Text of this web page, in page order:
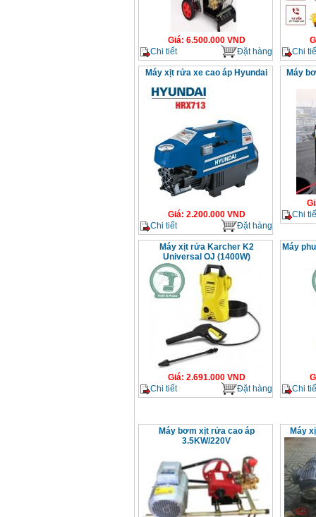
Giá: 6.500.000VND
Chi tiết
Đặt hàng
Chi
Máy xịt rửa xe cao áp Hyundai
Giá: 2.200.000VND
Chi tiết
Đặt hàng
Máy
Chi
Máy xịt rửa Karcher K2
Universal OJ (1400W)
Giá: 2.691.000VND
Chi tiết
Đặt hàng
Máy
Chi
Máy bơm xịt rửa cao áp
3.5KW/220V
Máy